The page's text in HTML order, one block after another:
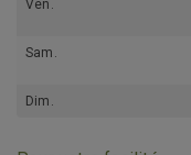
Ven.
Sam.
Dim.